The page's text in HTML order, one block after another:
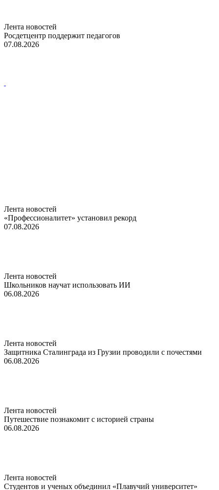
Лента новостей
Росдетцентр поддержит педагогов
07.08.2026
Лента новостей
«Профессионалитет» установил рекорд
07.08.2026
Лента новостей
Школьников научат использовать ИИ
06.08.2026
Лента новостей
Защитника Сталинграда из Грузии проводили с почестями
06.08.2026
Лента новостей
Путешествие познакомит с историей страны
06.08.2026
Лента новостей
Студентов и ученых объединил «Плавучий университет»